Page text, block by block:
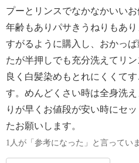
プーとリンスでなかなかいい
年齢もありパサきうねりもあり
すがるように購入し、おかっ
たが半押しでも充分洗えてリ
良く白髪染めもとれにくくて
す。めんどくさい時は全身洗
りが早くお値段が安い時にセ
たお願いします。
1人が「参考になった」と言ってい